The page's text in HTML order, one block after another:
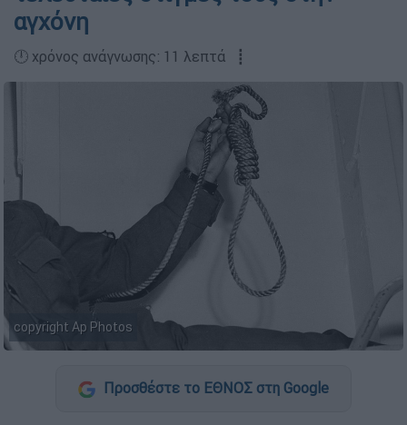
αγχόνη
🕛 χρόνος ανάγνωσης: 11 λεπτά ┋
copyright Ap Photos
Προσθέστε το ΕΘΝΟΣ στη Google